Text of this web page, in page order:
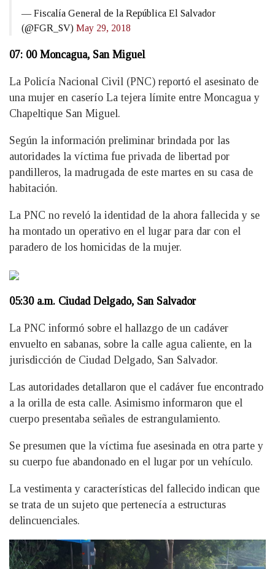
— Fiscalía General de la República El Salvador
(@FGR_SV) May 29, 2018
07: 00 Moncagua, San Miguel
La Policía Nacional Civil (PNC) reportó el asesinato de
una mujer en caserío La tejera límite entre Moncagua y
Chapeltique San Miguel.
Según la información preliminar brindada por las
autoridades la víctima fue privada de libertad por
pandilleros, la madrugada de este martes en su casa de
habitación.
La PNC no reveló la identidad de la ahora fallecida y se
ha montado un operativo en el lugar para dar con el
paradero de los homicidas de la mujer.
05:30 a.m. Ciudad Delgado, San Salvador
La PNC informó sobre el hallazgo de un cadáver
envuelto en sabanas, sobre la calle agua caliente, en la
jurisdicción de Ciudad Delgado, San Salvador.
Las autoridades detallaron que el cadáver fue encontrado
a la orilla de esta calle. Asimismo informaron que el
cuerpo presentaba señales de estrangulamiento.
Se presumen que la víctima fue asesinada en otra parte y
su cuerpo fue abandonado en el lugar por un vehículo.
La vestimenta y características del fallecido indican que
se trata de un sujeto que pertenecía a estructuras
delincuenciales.